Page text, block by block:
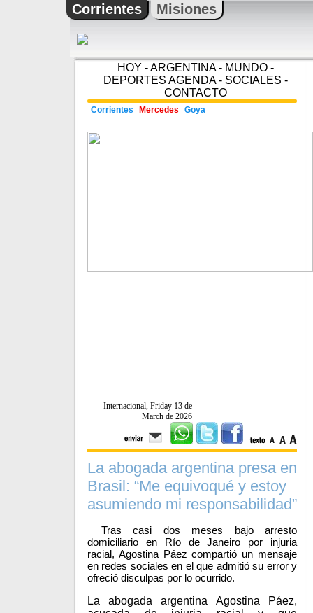
Corrientes Misiones
HOY -ARGENTINA- MUNDO -
DEPORTES AGENDA- SOCIALES -
CONTACTO
Corrientes Mercedes Goya
Internacional, Friday 13 de
March de 2026
La abogada argentina presa en
Brasil: “Me equivoqué y estoy
asumiendo mi responsabilidad”
Tras casi dos meses bajo arresto
domiciliario en Río de Janeiro por injuria
racial, Agostina Páez compartió un mensaje
en redes sociales en el que admitió su error y
ofreció disculpas por lo ocurrido.
La abogada argentina Agostina Páez,